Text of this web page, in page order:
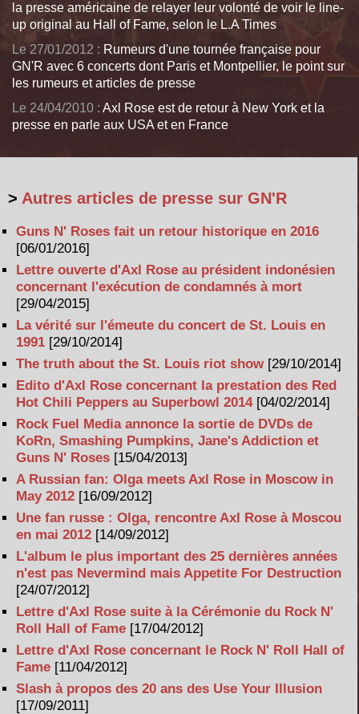
la presse américaine de relayer leur volonté de voir le line-
up original au Hall of Fame, selon le L.A Times
Le 27/01/2012 : Rumeurs d'une tournée française pour
GN'R avec 6 concerts dont Paris et Montpellier, le point sur
les rumeurs et articles de presse
Le 24/04/2010 : Axl Rose est de retour à New York et la
presse en parle aux USA et en France
> Autres articles de presse sur GN'R
Guns N' Roses fait un retour historique en 2016
[06/01/2016]
Lettre ouverte d'Axl Rose au président indonésien
concernant l'exécution de condamnés à mort
[29/04/2015]
La vérité sur l'émeute du concert de St. Louis en
1991 [29/10/2014]
The truth about the St. Louis riot show [29/10/2014]
Edito d'Axl Rose concernant la prestation des Red
Hot Chili Peppers au Superbowl 2014[04/02/2014]
Rock Fuel Media annonce la sortie de DVDs de
KoRn, Smashing Pumpkins, Jane's Addiction et
Guns N' Roses [15/04/2013]
A Russian fan: Olga meets Axl Rose in Moscow in
May 2012 [16/09/2012]
Une fan russe : Olga, rencontre Axl Rose à Moscou
en mai 2012 [14/09/2012]
L'album le plus important des 25 dernières années
n'est pas Nevermind mais Appetite For Destruction
[24/07/2012]
Lettre d'Axl Rose suite à la Cérémonie du Rock N'
Roll Hall of Fame [17/04/2012]
Lettre d'Axl Rose concernant le Rock N' Roll Hall of
Fame [11/04/2012]
Slash à propos des 20 ans des Use Your Illusion
[17/09/2011]